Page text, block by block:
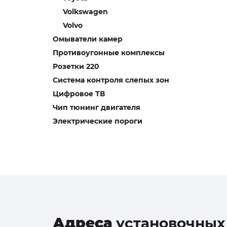
Volkswagen
Volvo
Омыватели камер
Противоугонные комплексы
Розетки 220
Система контроля слепых зон
Цифровое ТВ
Чип тюнинг двигателя
Электрические пороги
Адреса установочных